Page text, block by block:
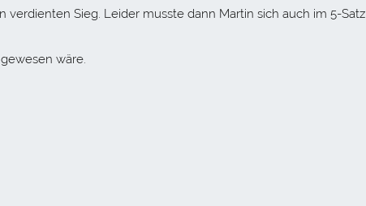
verdienten Sieg. Leider musste dann Martin sich auch im 5-Satz
wäre.